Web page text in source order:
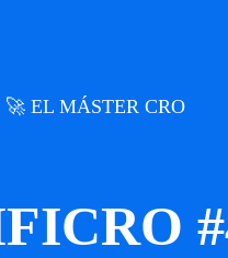
🚀 EL MÁSTER CRO